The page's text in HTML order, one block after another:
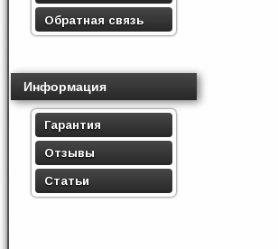
Обратная связь
Информация
Гарантия
Отзывы
Статьи